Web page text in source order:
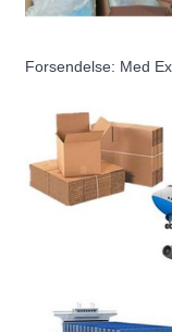
Forsendelse: Med